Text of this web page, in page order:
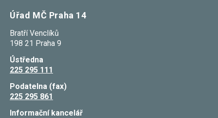
Úřad MČ Praha 14
Bratří Venclíků
198 21 Praha 9
Ústředna
225 295 111
Podatelna (fax)
225 295 861
Informační kancelář